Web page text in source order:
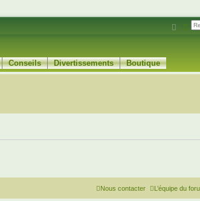
Conseils Divertissements Boutique
L’équipe du
Nous contacter